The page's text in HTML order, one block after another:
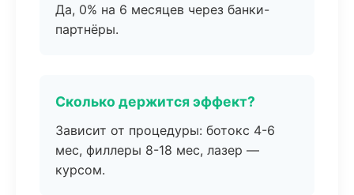
Да, 0% на 6 месяцев через банки-
партнёры.
Сколько держится эффект?
Зависит от процедуры: ботокс 4-6
мес, филлеры 8-18 мес, лазер —
курсом.